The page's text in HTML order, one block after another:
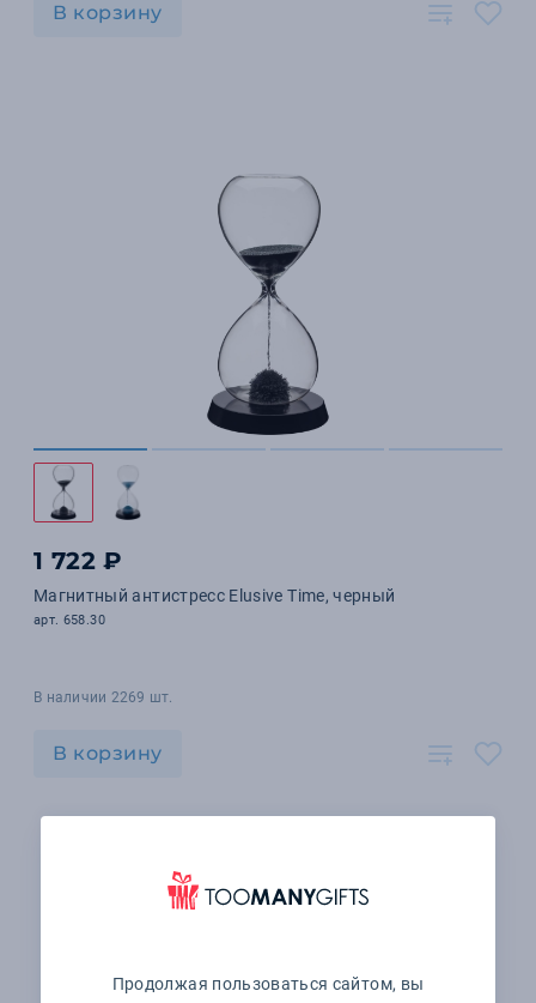
В корзину
1 722 ₽
Магнитный антистресс Elusive Time, черный
арт. 658.30
В наличии 2269 шт.
В корзину
Продолжая пользоваться сайтом, вы